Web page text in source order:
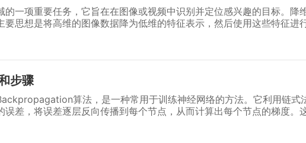
的一项重要任务，它旨在在图像或视频中识别并定位感兴趣的目标。降
思想是将高维的图像数据降为低维的特征表示，然后使用这些特征进
步骤
算法，是一种常用于训练神经网络的方法。它利用链式
误差，将误差逐层反向传播到每个节点，从而计算出每个节点的梯度。